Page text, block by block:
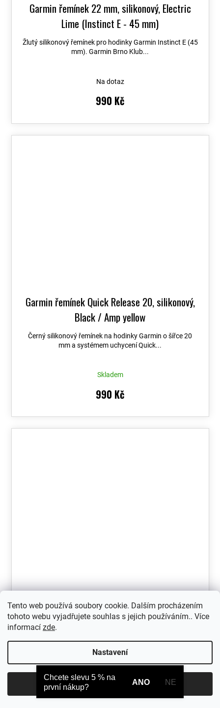
Tento web používá soubory cookie. Dalším procházením
tohoto webu vyjadřujete souhlas s jejich používáním.. Více
informací zde.
Nastavení
Garmin řemínek 22 mm, silikonový, Electric
Lime (Instinct E - 45 mm)
Žlutý silikonový řemínek pro hodinky Garmin Instinct E (45
mm). Garmin Brno Klub...
Na dotaz
990 Kč
Garmin řemínek Quick Release 20, silikonový,
Black / Amp yellow
Černý silikonový řemínek na hodinky Garmin o šířce 20
mm a systémem uchycení Quick...
Skladem
990 Kč
Garmin řemínek Quick Release 20, silikonový,
Citron
Žlutý silikonový řemínek na hodinky Garmin o šířce 20 mm
Chcete slevu 5 % na
první nákup?
ANO NE